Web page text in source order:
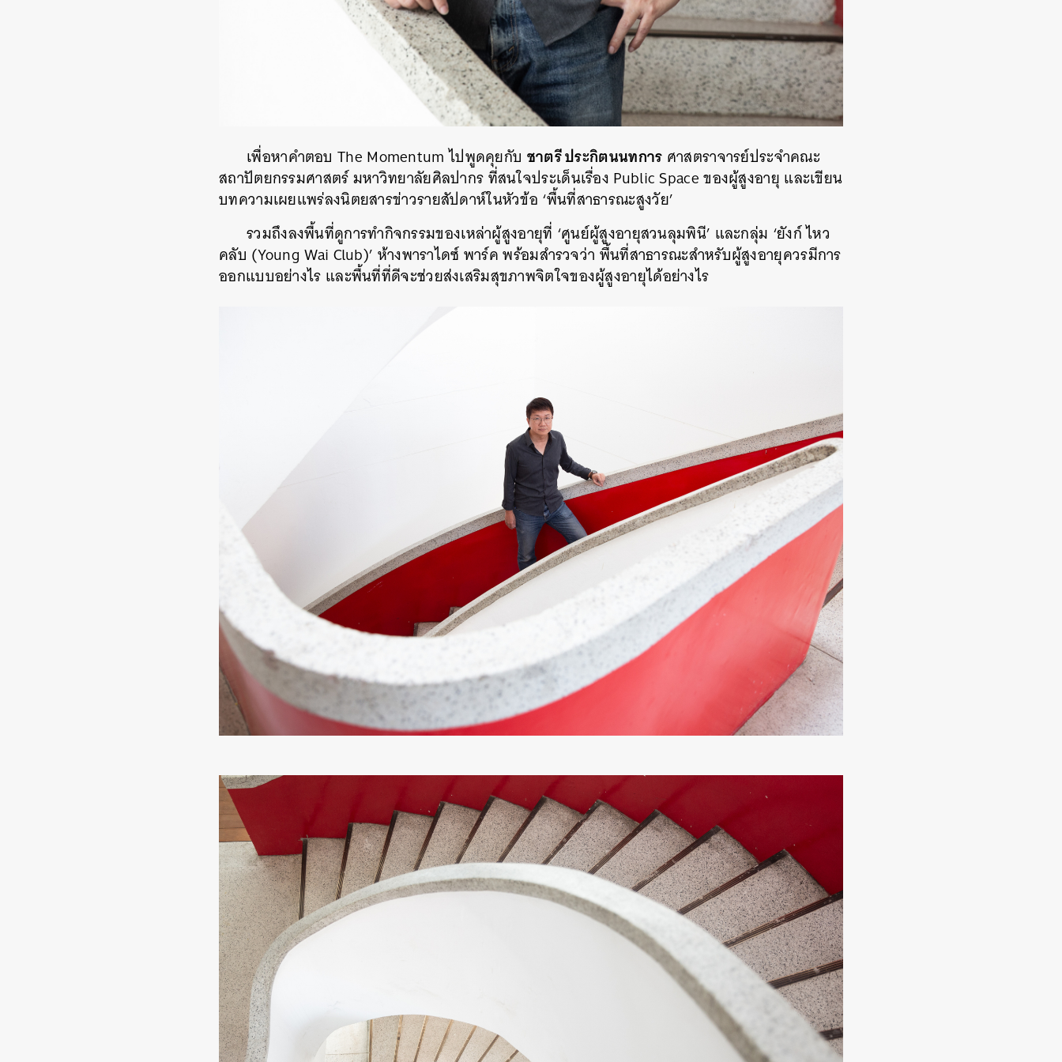
เพื่อหาคำตอบ The Momentum ไปพูดคุยกับ ชาตรี ประกิตนนทการ ศาสตราจารย์ประจำคณะ
สถาปัตยกรรมศาสตร์ มหาวิทยาลัยศิลปากร ที่สนใจประเด็นเรื่อง Public Space ของผู้สูงอายุ และเขียน
บทความเผยแพร่ลงนิตยสารข่าวรายสัปดาห์ในหัวข้อ ‘พื้นที่สาธารณะสูงวัย’
รวมถึงลงพื้นที่ดูการทำกิจกรรมของเหล่าผู้สูงอายุที่ ‘ศูนย์ผู้สูงอายุสวนลุมพินี’ และกลุ่ม ‘ยังก์ ไหว
คลับ (Young Wai Club)’ ห้างพาราไดซ์ พาร์ค พร้อมสำรวจว่า พื้นที่สาธารณะสำหรับผู้สูงอายุควรมีการ
ออกแบบอย่างไร และพื้นที่ที่ดีจะช่วยส่งเสริมสุขภาพจิตใจของผู้สูงอายุได้อย่างไร
SHARE TWEET LINE EMAIL